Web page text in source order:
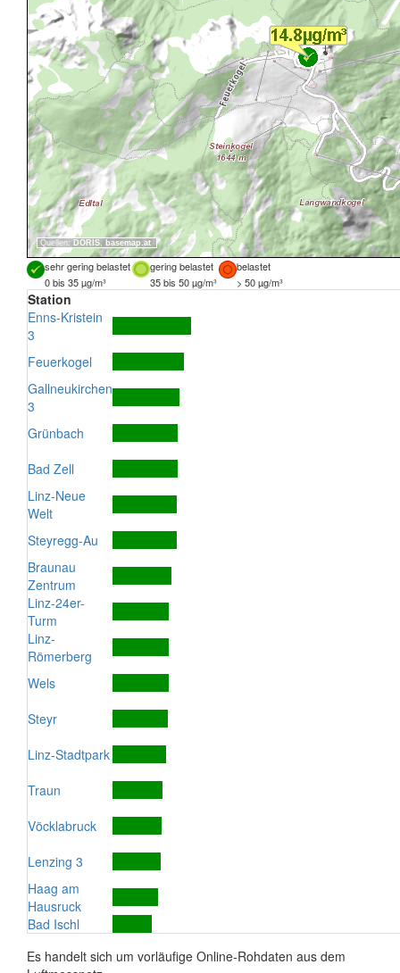
Quellen: DORIS, basemap.at
sehr gering belastet gering belastet
belastet
0 bis 35 µg/m³
35 bis 50 µg/m³ > 50 µg/m³
Station
Enns-Kristein
3
Feuerkogel
Gallneukirchen
3
Grünbach
Bad Zell
Linz-Neue
Welt
Steyregg-Au
Braunau
Zentrum
Linz-24er-
Turm
Linz-
Römerberg
Wels
Steyr
Linz-Stadtpark
Traun
Vöcklabruck
Lenzing 3
Haag am
Hausruck
Bad Ischl
Es handelt sich um vorläufige Online-Rohdaten aus dem